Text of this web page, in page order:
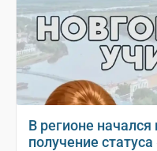
В регионе
получение